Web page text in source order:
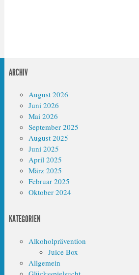
ARCHIV
August 2026
Juni 2026
Mai 2026
September 2025
August 2025
Juni 2025
April 2025
März 2025
Februar 2025
Oktober 2024
KATEGORIEN
Alkoholprävention
Juice Box
Allgemein